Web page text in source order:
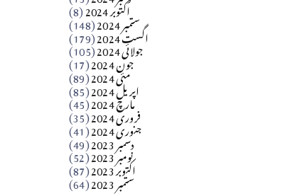
​تحریر: عاصم نواز طاہرخیلی (غازی/ہری پور)
اکتوبر 2024 (8) ستمبر 2024 (148) اگست 2024 (179) جولائی 2024 (105) جون 2024 (17) مئی 2024 (89) اپریل 2024 (85) مارچ 2024 (45) فروری 2024 (35) جنوری 2024 (41) دسمبر 2023 (49) نومبر 2023 (52) اکتوبر 2023 (87) ستمبر 2023 (64)